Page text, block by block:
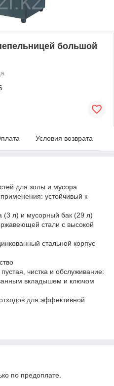
большой
Условия возврата
для золы и мусора
устойчивый к
(3 л) и мусорный бак (29 л)
стали с высокой
стальной корпус
чистка и обслуживание:
вкладышем и ключом
для эффективной
по предоплате.